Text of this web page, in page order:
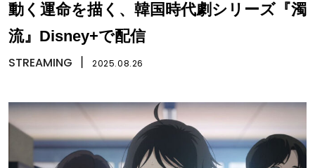
動く運命を描く、韓国時代劇シリーズ『濁
流』Disney+で配信
STREAMING 2025.08.26